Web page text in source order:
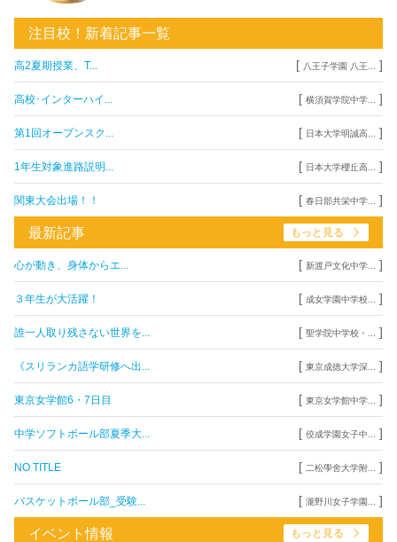
注目校！新着記事一覧
高2夏期授業、T... [ 八王子学園 八王... ]
高校･インターハイ... [ 横須賀学院中学... ]
第1回オープンスク... [ 日本大学明誠高... ]
1年生対象進路説明... [ 日本大学櫻丘高... ]
関東大会出場！！ [ 春日部共栄中学... ]
最新記事 もっと見る
心が動き、身体からエ... [ 新渡戸文化中学... ]
３年生が大活躍！ [ 成女学園中学校... ]
誰一人取り残さない世界を... [ 聖学院中学校・... ]
《スリランカ語学研修へ出... [ 東京成徳大学深... ]
東京女学館6・7日目 [ 東京女学館中学... ]
中学ソフトボール部夏季大... [ 佼成学園女子中... ]
NO TITLE [ 二松學舍大学附... ]
バスケットボール部_受験... [ 瀧野川女子学園... ]
イベント情報 もっと見る